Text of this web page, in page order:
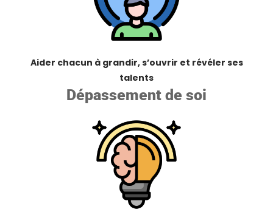
Aider chacun à grandir, s’ouvrir et révéler ses
talents
Dépassement de soi